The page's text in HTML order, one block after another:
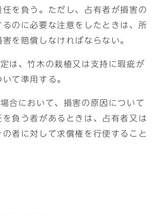
任を負う。ただし、占有者が損害の
るのに必要な注意をしたときは、所
を賠償しなければならない。
は、竹木の栽植又は支持に瑕疵が
て準用する。
合において、損害の原因について
を負う者があるときは、占有者又は
の者に対して求償権を行使すること